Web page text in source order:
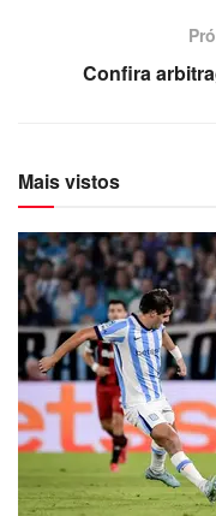
Confira
Mais vistos